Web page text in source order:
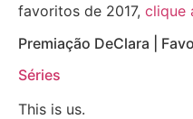
favoritos de 2017, clique
Premiação DeClara |
Séries
This is us.